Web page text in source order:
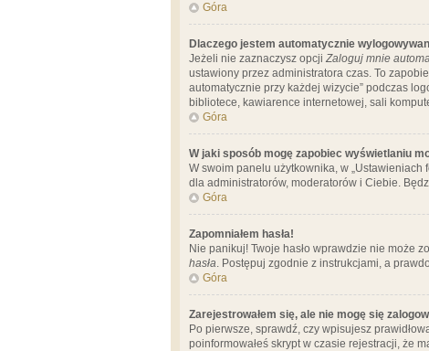
Góra
Dlaczego jestem automatycznie
Jeżeli nie zaznaczysz opcji Zaloguj mnie
ustawiony przez administratora czas. To
automatycznie przy każdej wizycie” podczas
bibliotece, kawiarence internetowej, sali
Góra
W jaki sposób mogę zapobiec wyświetlaniu
W swoim panelu użytkownika, w „Ustawieniach
dla administratorów, moderatorów i Ciebie.
Góra
Zapomniałem hasła!
Nie panikuj! Twoje hasło wprawdzie nie może
hasła. Postępuj zgodnie z instrukcjami, a
Góra
Zarejestrowałem się, ale nie mogę się
Po pierwsze, sprawdź, czy wpisujesz
poinformowałeś skrypt w czasie rejestracji, że